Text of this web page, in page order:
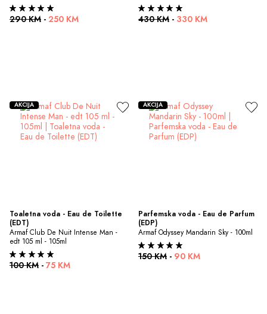
290 KM - 250 KM 430 KM - 330 KM
Toaletna voda - Eau de Toilette
(EDT)
Armaf Club De Nuit Intense Man -
edt 105 ml - 105ml
100 KM - 75 KM
AKCIJA
Parfemska voda - Eau de Parfum
(EDP)
Armaf Odyssey Mandarin Sky - 100ml
150 KM - 90 KM
AKCIJA